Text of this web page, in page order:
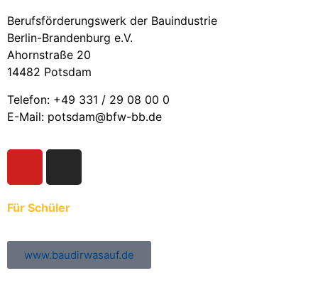
Berufsförderungswerk der Bauindustrie
Berlin-Brandenburg e.V.
Ahornstraße 20
14482 Potsdam
Telefon: +49 331 / 29 08 00 0
E-Mail: potsdam@bfw-bb.de
Für Schüler
www.baudirwasauf.de